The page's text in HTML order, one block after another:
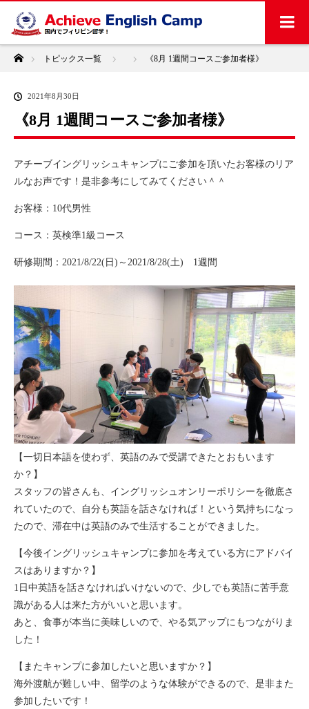
ホームトピックス一覧 《8月 1週間コースご参加者様》
2021年8月30日
《8月 1週間コースご参加者様》
アチーブイングリッシュキャンプにご参加を頂いたお客様のリア
ルなお声です！是非参考にしてみてください＾＾
お客様：10代男性
コース：英検準1級コース
研修期間：2021/8/22(日)～2021/8/28(土) 1週間
【一切日本語を使わず、英語のみで受講できたとおもいます
か？】
スタッフの皆さんも、イングリッシュオンリーポリシーを徹底さ
れていたので、自分も英語を話さなければ！という気持ちになっ
たので、滞在中は英語のみで生活することができました。
【今後イングリッシュキャンプに参加を考えている方にアドバイ
スはありますか？】
1日中英語を話さなければいけないので、少しでも英語に苦手意
識がある人は来た方がいいと思います。
あと、食事が本当に美味しいので、やる気アップにもつながりま
した！
【またキャンプに参加したいと思いますか？】
海外渡航が難しい中、留学のような体験ができるので、是非また
参加したいです！